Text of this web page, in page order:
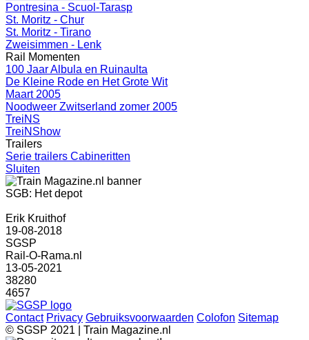
Pontresina - Scuol-Tarasp
St. Moritz - Chur
St. Moritz - Tirano
Zweisimmen - Lenk
Rail Momenten
100 Jaar Albula en Ruinaulta
De Kleine Rode en Het Grote Wit
Maart 2005
Noodweer Zwitserland zomer 2005
TreiNS
TreiNShow
Trailers
Serie trailers Cabineritten
Sluiten
SGB: Het depot
Erik Kruithof
19-08-2018
SGSP
Rail-O-Rama.nl
13-05-2021
38280
4657
Contact Privacy Gebruiksvoorwaarden Colofon Sitemap
© SGSP 2021 | Train Magazine.nl